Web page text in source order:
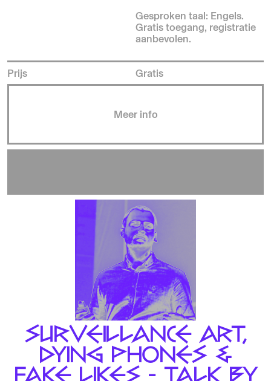
Gesproken taal: Engels.
Gratis toegang, registratie
aanbevolen.
Prijs Gratis
Meer info
SURVEILLANCE ART,
DYING PHONES &